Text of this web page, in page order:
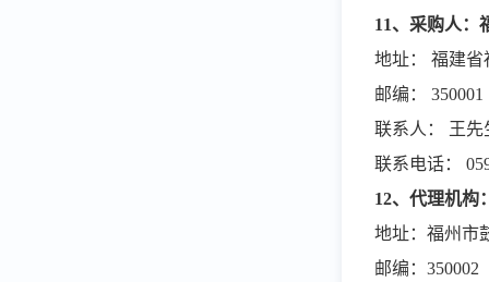
11、采购人：
地址：
福建省
邮编：
350001
联系人：
王先
联系电话：
12、代理机构
地址：福州市
邮编：350002